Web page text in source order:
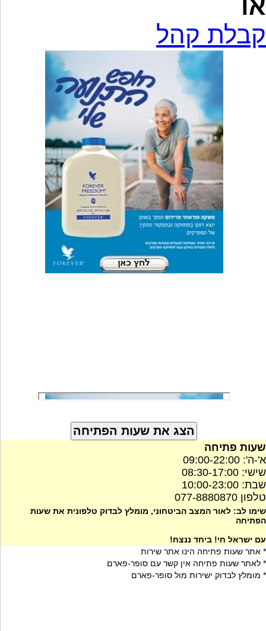
או
קבלת קהל
שעות פתיחה
א'-ה': 09:00-22:00
שישי: 08:30-17:00
שבת: 10:00-23:00
טלפון 077-8880870
שימו לב: לאור המצב הביטחוני, מומלץ לבדוק טלפונית את שעות
הפתיחה
עם ישראל חי! ביחד ננצח!
* אתר שעות פתיחה הינו אתר שירות
* לאתר שעות פתיחה אין קשר עם סופר-פארם
* מומלץ לבדוק ישירות מול סופר-פארם